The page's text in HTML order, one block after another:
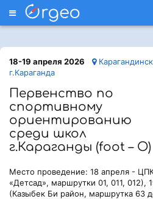
Меню
18-19 апреля 2026
г.Караганда
Первенство по
спортивному
ориентированию
среди школ
г.Караганды (foot – O)
Место проведение: 18 апреля -
«Детсад», маршрутки 01, 011, 012),
(Казыбек Би район, маршрутка 63